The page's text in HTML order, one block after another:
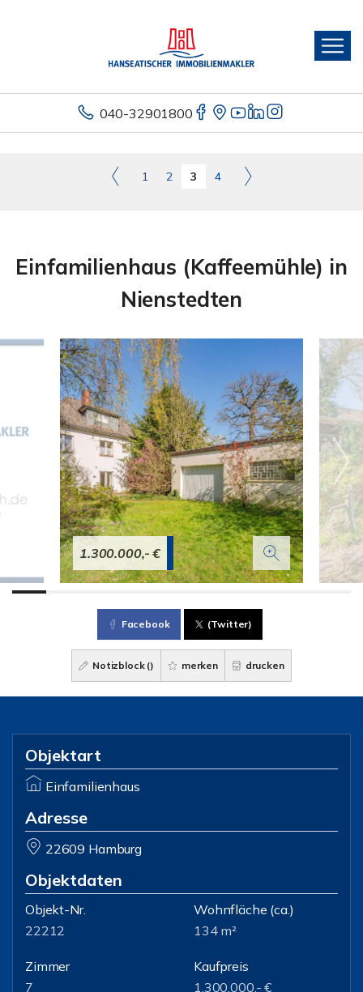
040-32901800
1 2 3 4
Einfamilienhaus (Kaffeemühle) in
Nienstedten
1.300.000,- €
Facebook (Twitter)
Notizblock () merken drucken
Objektart
Einfamilienhaus
Adresse
22609 Hamburg
Objektdaten
Objekt-Nr.
22212
Wohnfläche (ca.)
134 m²
Zimmer
7
Kaufpreis
1.300.000,- €